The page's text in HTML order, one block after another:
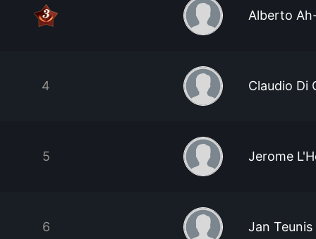
Alberto
4 Claudio Di
5 Jerome
6 Jan Teunis